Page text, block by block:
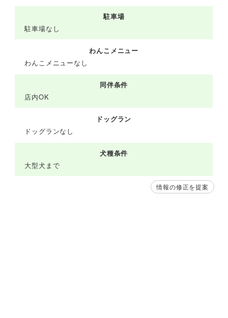
駐車場
駐車場なし
わんこメニュー
わんこメニューなし
同伴条件
店内OK
ドッグラン
ドッグランなし
犬種条件
大型犬まで
情報の修正を提案